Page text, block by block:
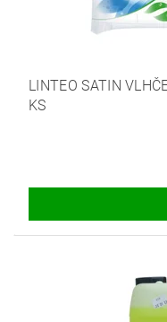
LINTEO SATIN
KS